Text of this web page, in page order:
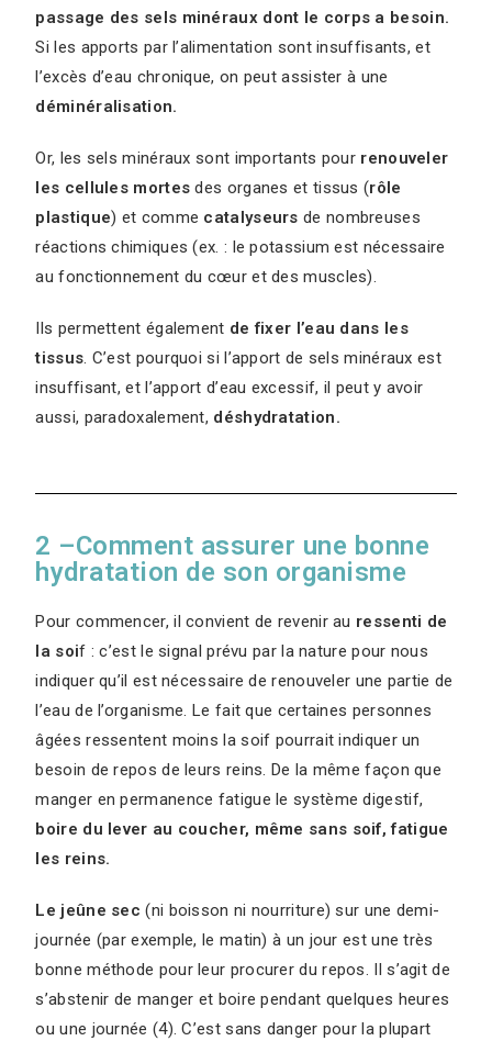
passage des sels minéraux dont le corps a besoin.
Si les apports par l’alimentation sont insuffisants, et
l’excès d’eau chronique, on peut assister à une
déminéralisation.
Or, les sels minéraux sont importants pour renouveler
les cellules mortes des organes et tissus (rôle
plastique) et comme catalyseurs de nombreuses
réactions chimiques (ex. : le potassium est nécessaire
au fonctionnement du cœur et des muscles).
Ils permettent également de fixer l’eau dans les
tissus. C’est pourquoi si l’apport de sels minéraux est
insuffisant, et l’apport d’eau excessif, il peut y avoir
aussi, paradoxalement, déshydratation.
2 –Comment assurer une bonne
hydratation de son organisme
Pour commencer, il convient de revenir au ressenti de
la soif : c’est le signal prévu par la nature pour nous
indiquer qu’il est nécessaire de renouveler une partie de
l’eau de l’organisme. Le fait que certaines personnes
âgées ressentent moins la soif pourrait indiquer un
besoin de repos de leurs reins. De la même façon que
manger en permanence fatigue le système digestif,
boire du lever au coucher, même sans soif, fatigue
les reins.
Le jeûne sec (ni boisson ni nourriture) sur une demi-
journée (par exemple, le matin) à un jour est une très
bonne méthode pour leur procurer du repos. Il s’agit de
s’abstenir de manger et boire pendant quelques heures
ou une journée (4). C’est sans danger pour la plupart